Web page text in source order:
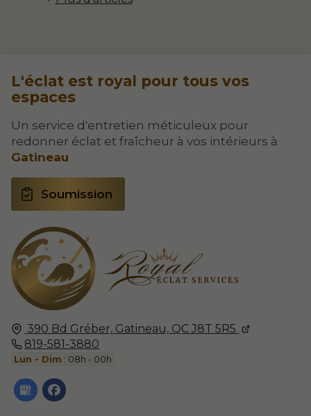
390 Bd Gréber, Gatineau, QC J8T 5R5
819-581-3880
Lun - Dim : 08h - 00h
L'éclat est royal pour tous vos
espaces
Un service d'entretien méticuleux pour
redonner éclat et fraîcheur à vos intérieurs à
Gatineau
Soumission